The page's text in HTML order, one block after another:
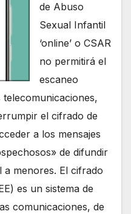
de Abuso
Sexual Infantil
‘online’ o CSAR
no permitirá el
escaneo
el cifrado de
a los mensajes
de difundir
a menores. El cifrado
es un sistema de
comunicaciones, de